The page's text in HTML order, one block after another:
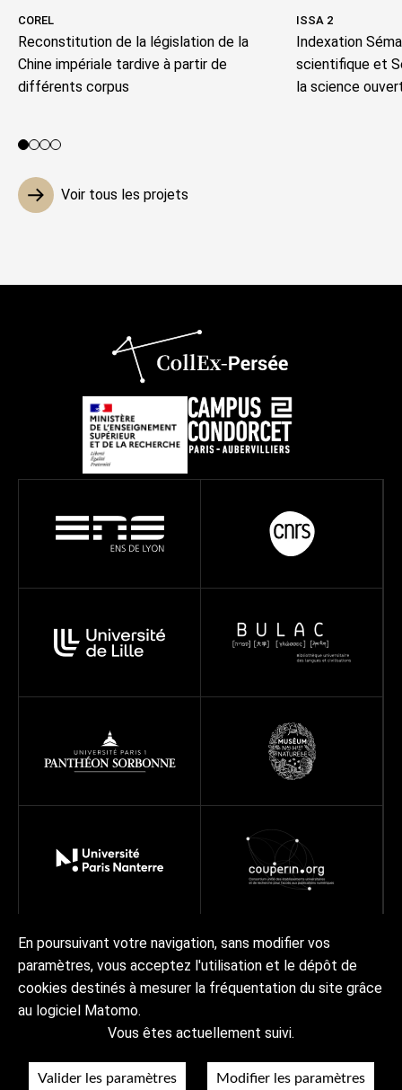
Voir tous les projets
COREL
Reconstitution de la législation de la
Chine impériale tardive à partir de
différents corpus
ISSA 2
Indexation
scientifique et
la science
Voir le projet 1
Voir le projet 2
Voir le projet 3
Voir le projet 4
À propos Programmes Réseau
Ressources
Actualités | AgendaContact Collex-Persée
En poursuivant votre navigation, sans modifier vos
paramètres, vous acceptez l'utilisation et le dépôt de
cookies destinés à mesurer la fréquentation du site grâce
au logiciel Matomo.
Vous êtes actuellement suivi.
Valider les paramètres Modifier les paramètres